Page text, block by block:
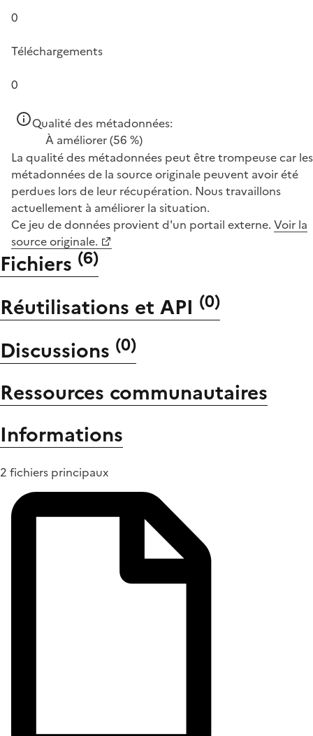
0
Téléchargements
0
Qualité des métadonnées:
À améliorer(56 %)
La qualité des métadonnées peut être trompeuse car les
métadonnées de la source originale peuvent avoir été
perdues lors de leur récupération. Nous travaillons
actuellement à améliorer la situation.
Ce jeu de données provient d'un portail externe. Voir la
source originale.
Fichiers (6)
Réutilisations et API (0)
Discussions (0)
Ressources communautaires
Informations
2 fichiers principaux